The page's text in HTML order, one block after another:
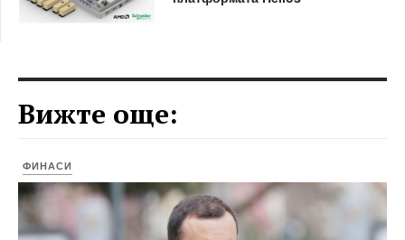
Вижте още:
ФИНАСИ